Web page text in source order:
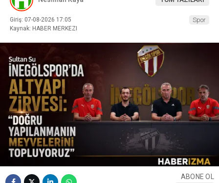
Giriş: 07-08-2026 17:05
Kaynak: HABER MERKEZI
Spor
ABONE OL